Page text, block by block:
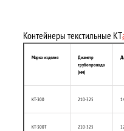
Контейнеры текстильные КТ
Марка изделия
Диаметр
трубопровода
(мм)
КТ-300 210-325
КТ-300Т 210-325